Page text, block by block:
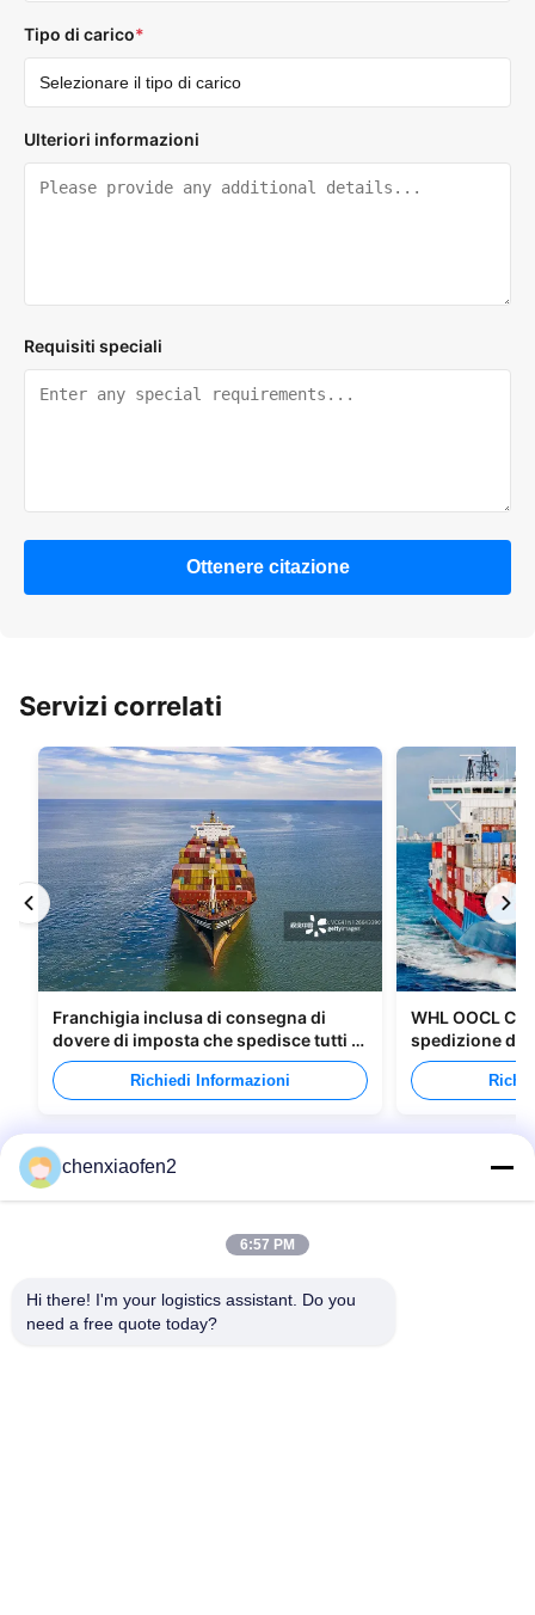
Tipo di carico*
Ulteriori informazioni
Requisiti speciali
Ottenere citazione
Servizi correlati
Franchigia inclusa di consegna di
dovere di imposta che spedisce tutti i
tipi di imballaggi
Richiedi Informazioni
WHL OOCL
spedizione di
Canada
chenxiaofen2
6:57 PM
Hi there! I'm your logistics assistant. Do you
need a free quote today?